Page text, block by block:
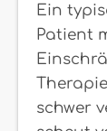
Ein
Patient
schwer